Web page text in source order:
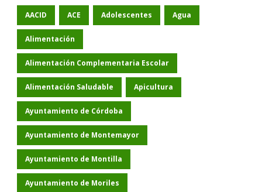
AACID ACE Adolescentes Agua
Alimentación
Alimentación Complementaria Escolar
Alimentación Saludable Apicultura
Ayuntamiento de Córdoba
Ayuntamiento de Montemayor
Ayuntamiento de Montilla
Ayuntamiento de Moriles